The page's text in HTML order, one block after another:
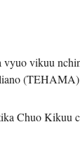
عربيvikuu
Chuo Kikuu